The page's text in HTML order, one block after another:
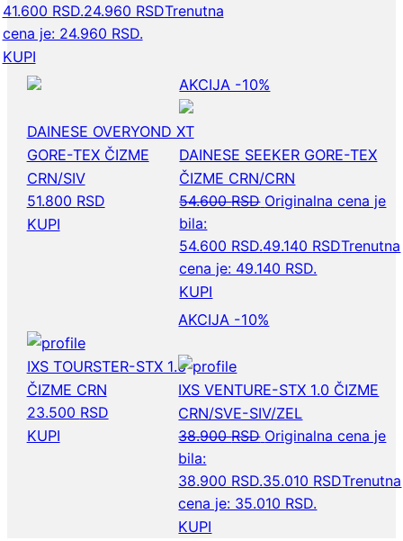
41.600 RSD.24.960 RSDTrenutna
cena je: 24.960 RSD.
KUPI
DAINESE OVERYOND XT
GORE-TEX ČIZME
CRN/SIV
51.800 RSD
KUPI
AKCIJA -10%
DAINESE SEEKER GORE-TEX
ČIZME CRN/CRN
54.600RSD Originalna cena je
bila:
54.600 RSD.49.140 RSDTrenutna
cena je: 49.140 RSD.
KUPI
IXS TOURSTER-STX 1.0
ČIZME CRN
23.500 RSD
KUPI
AKCIJA -10%
IXS VENTURE-STX 1.0 ČIZME
CRN/SVE-SIV/ZEL
38.900RSD Originalna cena je
bila:
38.900 RSD.35.010 RSDTrenutna
cena je: 35.010 RSD.
KUPI